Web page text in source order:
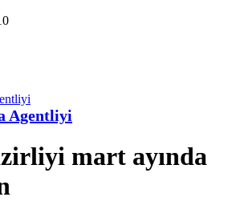
Agentliyi
mart ayında